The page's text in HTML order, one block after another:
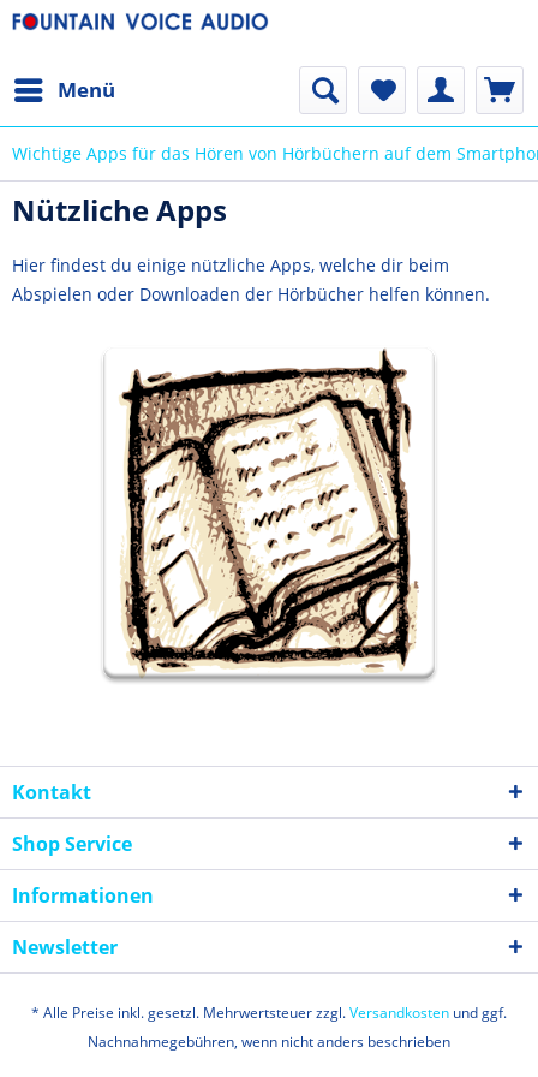
Menü
Wichtige Apps für das Hören von Hörbüchern auf dem
Nützliche Apps
Hier findest du einige nützliche Apps, welche dir beim
Abspielen oder Downloaden der Hörbücher helfen können.
Kontakt
Shop Service
Informationen
Newsletter
* Alle Preise inkl. gesetzl. Mehrwertsteuer zzgl.Versandkosten und ggf.
Nachnahmegebühren, wenn nicht anders beschrieben